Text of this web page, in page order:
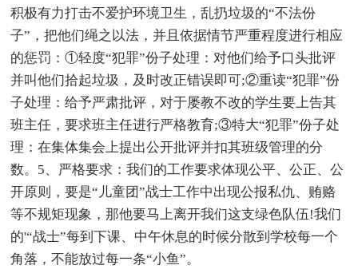
积极有力打击不爱护环境卫生，乱扔垃圾的“不法份
子”，把他们绳之以法，并且依据情节严重程度进行相应
的惩罚：①轻度“犯罪”份子处理：对他们给予口头批评
并叫他们拾起垃圾，及时改正错误即可;②重读“犯罪”份
子处理：给予严肃批评，对于屡教不改的学生要上告其
班主任，要求班主任进行严格教育;③特大“犯罪”份子处
理：在集体集会上提出公开批评并扣其班级管理的分
数。5、严格要求：我们的工作要求体现公平、公正、公
开原则，要是“儿童团”战士工作中出现公报私仇、贿赂
等不规矩现象，那他要马上离开我们这支绿色队伍!我们
的'“战士”每到下课、中午休息的时候分散到学校每一个
角落，不能放过每一条“小鱼”。